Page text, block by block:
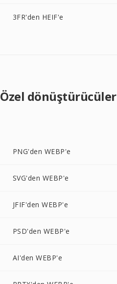
3FR'den HEIF'e
Özel dönüştürücüler
PNG'den WEBP'e
SVG'den WEBP'e
JFIF'den WEBP'e
PSD'den WEBP'e
AI'den WEBP'e